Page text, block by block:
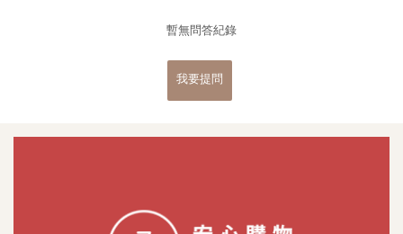
暫無問答紀錄
我要提問